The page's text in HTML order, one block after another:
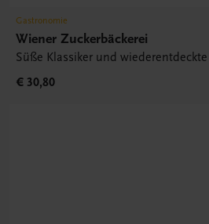
Gastronomie
Wiener Zuckerbäckerei
Süße Klassiker und
€ 30,80